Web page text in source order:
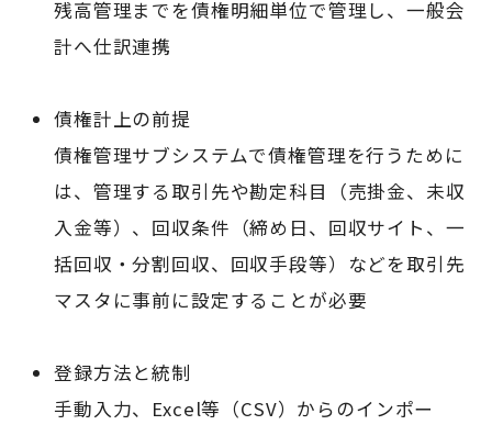
残高管理までを債権明細単位で管理し、一般会
計へ仕訳連携
債権計上の前提
債権管理サブシステムで債権管理を行うために
は、管理する取引先や勘定科目（売掛金、未収
入金等）、回収条件（締め日、回収サイト、一
括回収・分割回収、回収手段等）などを取引先
マスタに事前に設定することが必要
登録方法と統制
手動入力、Excel等（CSV）からのインポー